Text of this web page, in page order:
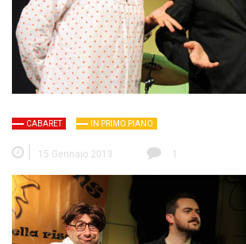
CABARET IN PRIMO PIANO
15 Gennaio 2013 1